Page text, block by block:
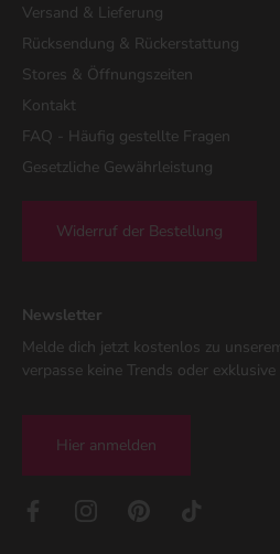
Versand & Lieferung
Rücksendung & Rückerstattung
Stores & Öffnungszeiten
Kontakt
FAQ - Häufig gestellte Fragen
Gesetzliche Gewährleistung
Widerruf der Bestellung
Newsletter
Melde dich jetzt kostenlos zu
verpasse keine Trends oder
Hier anmelden